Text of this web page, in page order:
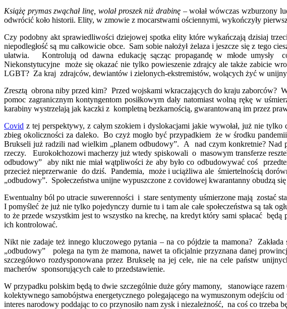
Książę prymas zwąchał linę, wolał proszek niż drabinę– wołał wówczas wzburzony
odwrócić koło historii. Elity, w zmowie z mocarstwami ościennymi, wykończyły
Czy podobny akt sprawiedliwości dziejowej spotka elity które wykańczają dzisiaj
niepodległość są mu całkowicie obce. Sam sobie nałożył żelaza i jeszcze się z
ułatwia. Kontrolują od dawna edukację sącząc propagandę w młode umysły
Niekonstytucyjne może się okazać nie tylko powieszenie zdrajcy ale także zabicie
LGBT? Za kraj zdrajców, dewiantów i zielonych-ekstremistów, wolących żyć w
Zresztą obrona niby przed kim? Przed wojskami wkraczających do kraju zaborców?
pomoc zagranicznym kontyngentom posiłkowym dały natomiast wolną rękę w
karabiny wystrzelają jak kaczki z kompletną bezkarnością, gwarantowaną im przez
Covid z tej perspektywy, z całym szokiem i dyslokacjami jakie wywołał, już nie
zbieg okoliczności za daleko. Bo czyż mogło być przypadkiem że w środku
Brukseli już radzili nad wielkim „planem odbudowy”. A nad czym konkretnie? Nad
rzeczy. Eurokołchozowi macherzy już wtedy spiskowali o masowym transferze
odbudowy” aby nikt nie miał wątpliwości że aby było co odbudowywać coś
przecież nieprzerwanie do dziś. Pandemia, może i uciążliwa ale śmiertelnością
„odbudowy”. Społeczeństwa unijne wypuszczone z covidowej kwarantanny obudzą
Ewentualny ból po utracie suwerenności i stare sentymenty uśmierzone mają zostać
I pomyśleć że już nie tylko pojedynczy durnie tu i tam ale całe społeczeństwa są tak
to że przede wszystkim jest to wszystko na krechę, na kredyt który sami spłacać
ich kontrolować.
Nikt nie zadaje też innego kluczowego pytania – na co pójdzie ta mamona?
„odbudowy” polega na tym że mamona, nawet ta oficjalnie przyznana danej
szczegółowo rozdysponowana przez Brukselę na jej cele, nie na cele państw
macherów sponsorujących całe to przedstawienie.
W przypadku polskim będą to dwie szczególnie duże góry mamony, stanowiące
kolektywnego samobójstwa energetycznego polegającego na wymuszonym odejściu
interes narodowy poddając to co przynosiło nam zysk i niezależność, na coś co trzeba